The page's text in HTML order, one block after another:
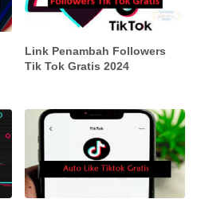
Link Penambah Followers
Tik Tok Gratis 2024